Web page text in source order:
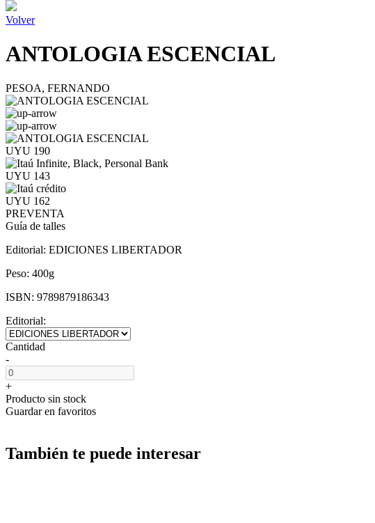
Volver
ANTOLOGIA ESCENCIAL
PESOA, FERNANDO
UYU 190
UYU 143
UYU 162
PREVENTA
Guía de talles
Editorial: EDICIONES LIBERTADOR
Peso: 400g
ISBN: 9789879186343
Editorial:
Cantidad
-
+
Producto sin stock
Guardar en favoritos
También te puede interesar